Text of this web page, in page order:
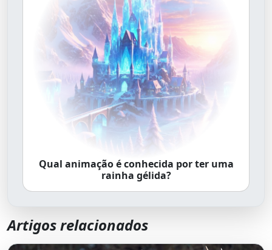
Qual animação é conhecida por ter uma
rainha gélida?
Artigos relacionados